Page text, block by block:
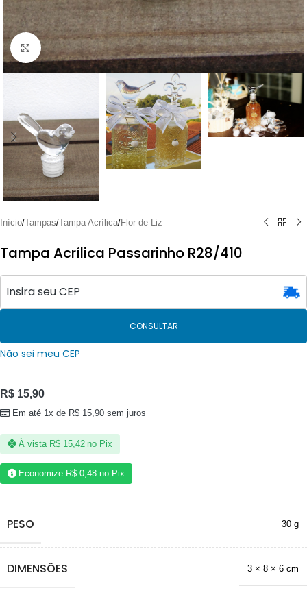
Clique para ampliar
Início/Tampas/Tampa Acrílica/Flor de Liz
Tampa Acrílica Passarinho R28/410
CONSULTAR
Não sei meu CEP
R$ 15,90
Em até 1x de R$ 15,90 sem juros
À vista R$15,42 no Pix
Economize R$ 0,48 no Pix
PESO 30 g
DIMENSÕES 3 × 8 × 6 cm